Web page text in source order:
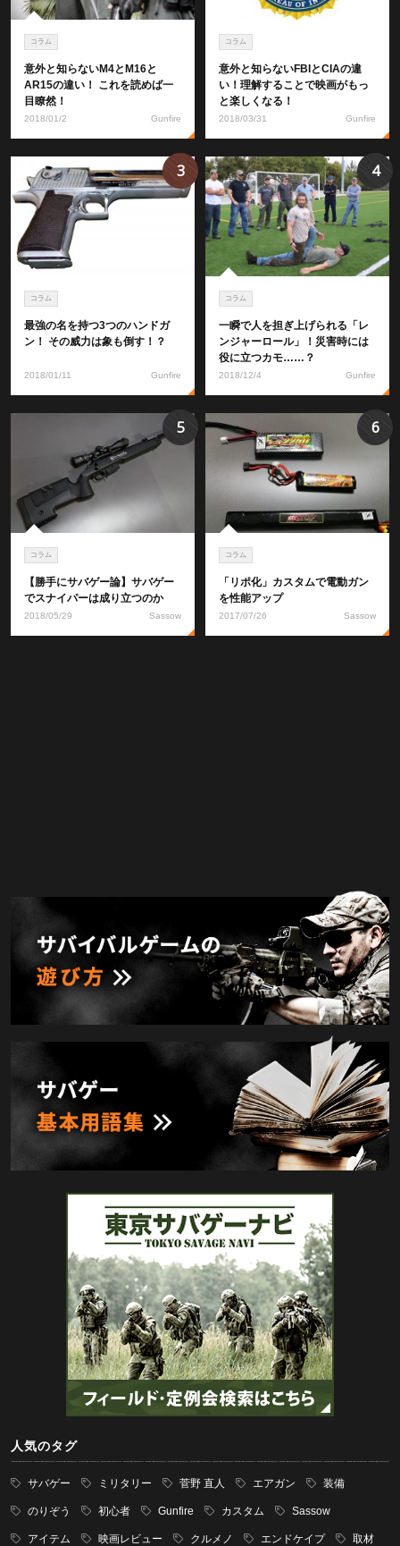
コラム
意外と知らないM4とM16と
AR15の違い！ これを読めば一
目瞭然！
2018/01/2 Gunfire
コラム
意外と知らないFBIとCIAの違
い！理解することで映画がもっ
と楽しくなる！
2018/03/31 Gunfire
コラム
最強の名を持つ3つのハンドガ
ン！ その威力は象も倒す！？
2018/01/11 Gunfire
3
コラム
一瞬で人を担ぎ上げられる「レ
ンジャーロール」！災害時には
役に立つカモ……？
2018/12/4 Gunfire
4
コラム
【勝手にサバゲー論】サバゲー
でスナイパーは成り立つのか
2018/05/29 Sassow
5
コラム
「リポ化」カスタムで電動ガン
を性能アップ
2017/07/26 Sassow
6
人気のタグ
サバゲー ミリタリー 菅野 直人 エアガン 装備
のりぞう 初心者 Gunfire カスタム Sassow
アイテム 映画レビュー クルメノ エンドケイプ 取材